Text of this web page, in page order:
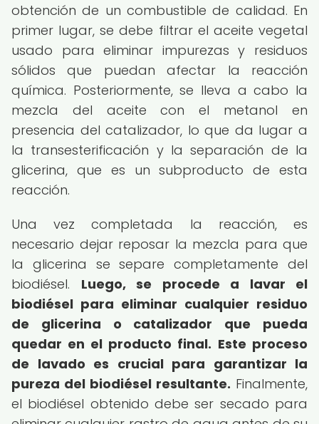
obtención de un combustible de calidad. En
primer lugar, se debe filtrar el aceite vegetal
usado para eliminar impurezas y residuos
sólidos que puedan afectar la reacción
química. Posteriormente, se lleva a cabo la
mezcla del aceite con el metanol en
presencia del catalizador, lo que da lugar a
la transesterificación y la separación de la
glicerina, que es un subproducto de esta
reacción.
Una vez completada la reacción, es
necesario dejar reposar la mezcla para que
la glicerina se separe completamente del
biodiésel. Luego, se procede a lavar el
biodiésel para eliminar cualquier residuo
de glicerina o catalizador que pueda
quedar en el producto final. Este proceso
de lavado es crucial para garantizar la
pureza del biodiésel resultante. Finalmente,
el biodiésel obtenido debe ser secado para